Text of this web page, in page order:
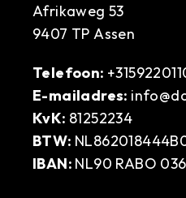
Afrikaweg 53
9407 TP Assen
Telefoon:
E-mailadres:
KvK: 81252234
BTW:
IBAN: NL90 RABO